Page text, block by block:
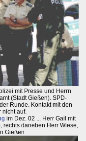
mit Presse und Herrn
(Stadt Gießen). SPD-
Runde. Kontakt mit den
nicht auf.
im Dez. 02 ... Herr Gail mit
rechts daneben Herr Wiese,
Gießen